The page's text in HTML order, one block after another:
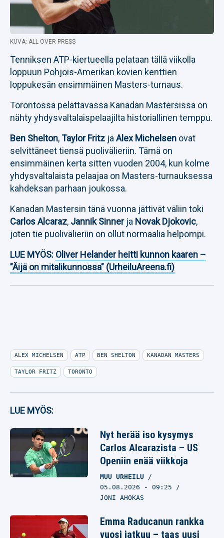
KUVA: ALL OVER PRESS
Tenniksen ATP-kiertueella pelataan tällä viikolla
loppuun Pohjois-Amerikan kovien kenttien
loppukesän ensimmäinen Masters-turnaus.
Torontossa pelattavassa Kanadan Mastersissa on
nähty yhdysvaltalaispelaajilta historiallinen temppu.
Ben Shelton,Taylor Fritz ja Alex Michelsen ovat
selvittäneet tiensä puolivälieriin. Tämä on
ensimmäinen kerta sitten vuoden 2004, kun kolme
yhdysvaltalaista pelaajaa on Masters-turnauksessa
kahdeksan parhaan joukossa.
Kanadan Mastersin tänä vuonna jättivät väliin toki
Carlos Alcaraz, Jannik Sinnerja Novak Djokovic,
joten tie puolivälieriin on ollut normaalia helpompi.
LUE MYÖS: Oliver Helander heitti kunnon kaaren –
”Äijä on mitalikunnossa” (UrheiluAreena.fi)
ALEX MICHELSEN ATP BEN SHELTON KANADAN MASTERS
TAYLOR FRITZ TORONTO
LUE MYÖS:
Nyt herää iso kysymys
Carlos Alcarazista – US
Openiin enää viikkoja
MUU URHEILU
05.08.2026 - 09:25
JONI AHOKAS
Emma Raducanun rankka
vuosi jatkuu – taas uusi